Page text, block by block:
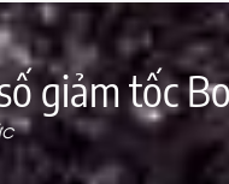
giảm tốc